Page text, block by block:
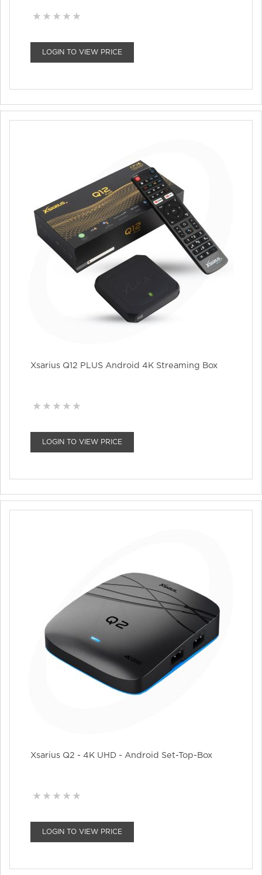
LOGIN TO VIEW PRICE
Xsarius Q12 PLUS Android 4K Streaming Box
LOGIN TO VIEW PRICE
Xsarius Q2 - 4K UHD - Android Set-Top-Box
LOGIN TO VIEW PRICE